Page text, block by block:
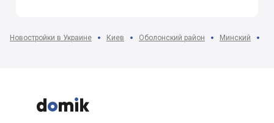
Новостройки в Украине Киев Оболонский район Минский


